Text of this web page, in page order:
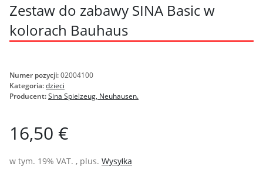
Zestaw do zabawy SINA Basic w
kolorach Bauhaus
Numer pozycji:02004100
Kategoria:dzieci
Producent:Sina Spielzeug, Neuhausen.
16,50 €
w tym. 19% VAT. , plus. Wysyłka